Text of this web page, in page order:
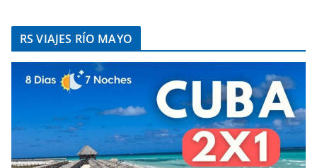
RS VIAJES RÍO MAYO